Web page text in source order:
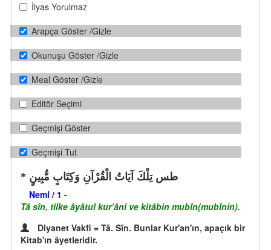
İlyas Yorulmaz
Arapça Göster /Gizle
Okunuşu Göster /Gizle
Meal Göster /Gizle
Editör Seçimi
Geçmişi Göster
Geçmişi Tut
طس تِلْكَ آيَاتُ الْقُرْآنِ وَكِتَابٍ مُّبِينٍ
Neml / 1 -
Tâ sîn, tilke âyâtul kur’âni ve kitâbin mubîn(mubînin).
Diyanet Vakfi = Tâ. Sîn. Bunlar Kur'an'ın, apaçık bir
Kitab'ın âyetleridir.